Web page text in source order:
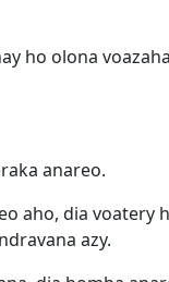
ho olona
anareo.
aho, dia voatery
azy.